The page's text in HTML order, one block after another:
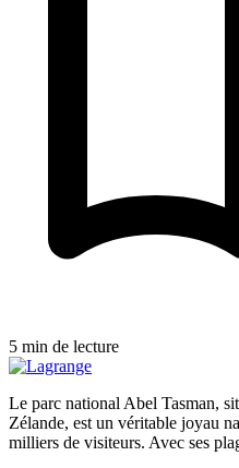
5 min de lecture
Le parc national Abel Tasman,
Zélande, est un véritable joyau
milliers de visiteurs. Avec ses